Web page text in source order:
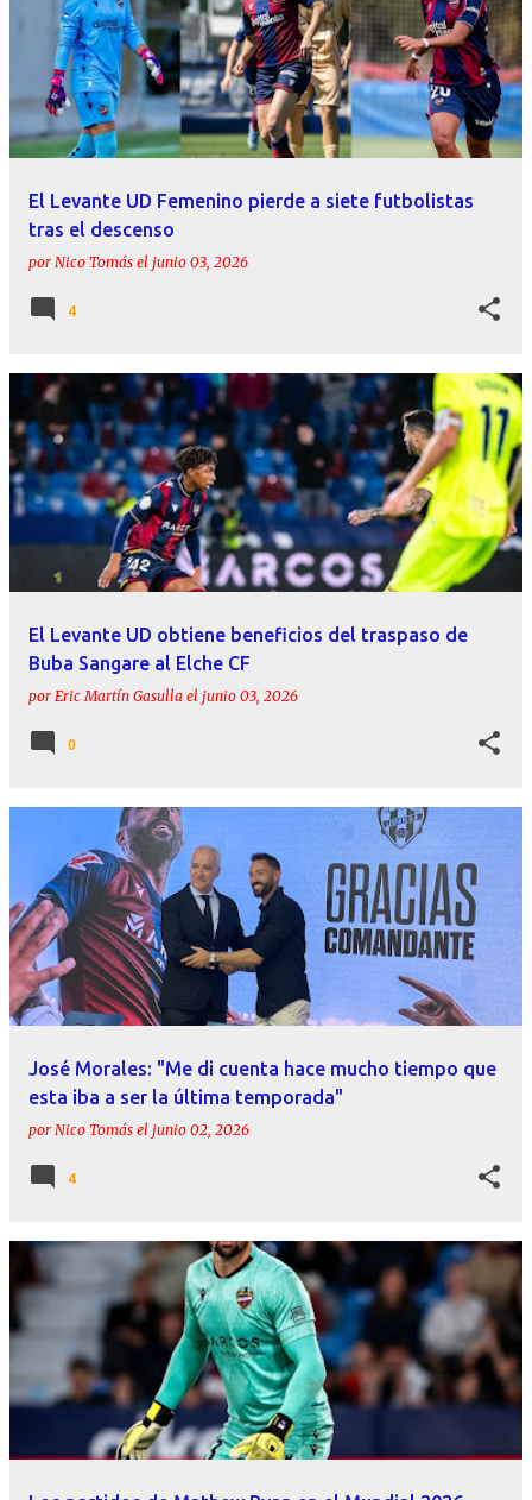
El Levante UD Femenino pierde a siete futbolistas
tras el descenso
por Nico Tomás el junio 03, 2026
4
El Levante UD obtiene beneficios del traspaso de
Buba Sangare al Elche CF
por Eric Martín Gasulla el junio 03, 2026
0
José Morales: "Me di cuenta hace mucho tiempo que
esta iba a ser la última temporada"
por Nico Tomás el junio 02, 2026
4